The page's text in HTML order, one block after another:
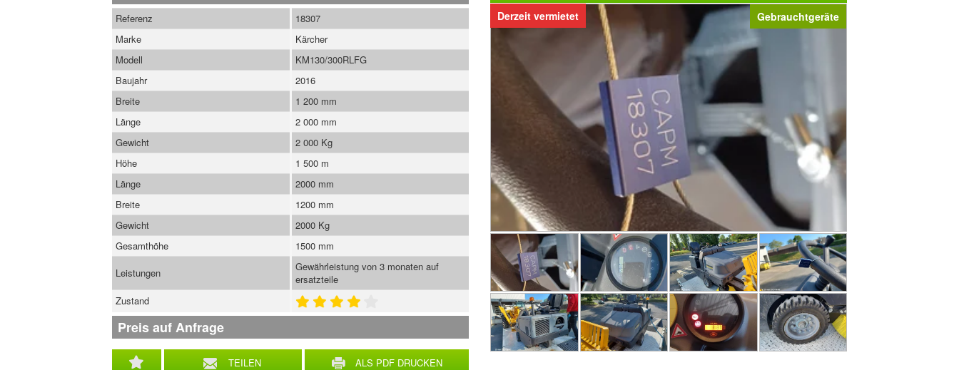
Gebrauchtgeräte
Derzeit vermietet
TEILEN ALS PDF DRUCKEN
Referenz
18307
Marke
Kärcher
Modell
KM130/300RLFG
Baujahr
2016
Breite
1 200 mm
Länge
2 000 mm
Gewicht
2 000 Kg
Höhe
1 500 m
Länge
2000 mm
Breite
1200 mm
Gewicht
2000 Kg
Gesamthöhe
1500 mm
Leistungen
Gewährleistung von 3 monaten auf
ersatzteile
Zustand
Preis auf Anfrage